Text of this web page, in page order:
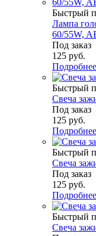
Быстрый
Лампа
60/55W,
Под заказ
125 руб.
Подробнее
Быстрый
Свеча
Под заказ
125 руб.
Подробнее
Быстрый
Свеча
Под заказ
125 руб.
Подробнее
Быстрый
Свеча